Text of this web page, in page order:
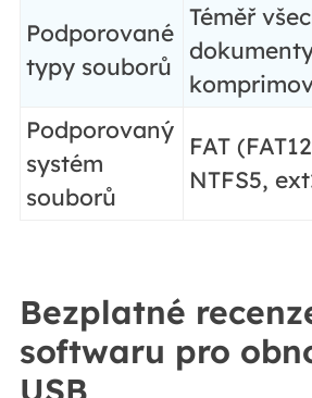
Podporované
typy souborů
Téměř
Podporovaný
systém
souborů
FAT
NTFS5,
Bezplatné
softwaru pro